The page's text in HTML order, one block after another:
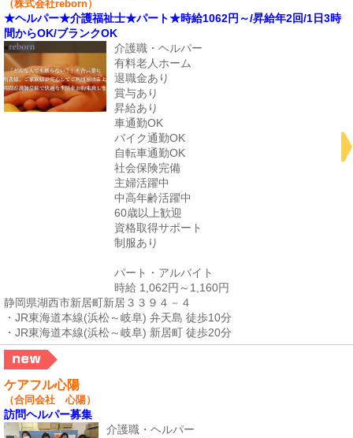
（株式会社reborn）
★ヘルパー★介護福祉士★パート★時給1062円～/昇給年2回/1日3時
間からOK/ブランクOK
介護職・ヘルパー
有料老人ホーム
退職金あり
賞与あり
昇給あり
車通勤OK
バイク通勤OK
自転車通勤OK
社会保険完備
主婦活躍中
中高年齢活躍中
60歳以上歓迎
資格取得サポート
制服あり
パート・アルバイト
時給 1,062円～1,160円
静岡県湖西市新居町新居３３９４－４
・JR東海道本線(浜松～岐阜) 弁天島 徒歩10分
・JR東海道本線(浜松～岐阜) 新居町 徒歩20分
ケアフル心陽
（合同会社 心陽）
訪問ヘルパー募集
介護職・ヘルパー